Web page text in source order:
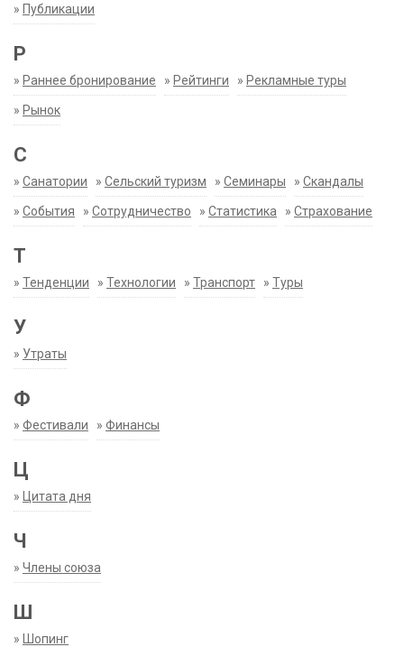
» Публикации
Р
» Раннее бронирование » Рейтинги » Рекламные туры
» Рынок
С
» Санатории » Сельский туризм » Семинары » Скандалы
» События » Сотрудничество » Статистика » Страхование
Т
» Тенденции » Технологии » Транспорт » Туры
У
» Утраты
Ф
» Фестивали » Финансы
Ц
» Цитата дня
Ч
» Члены союза
Ш
» Шопинг